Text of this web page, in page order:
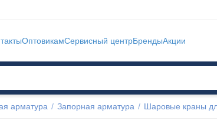
ОптовикамСервисный центрБрендыАкции
арматура / Запорная арматура / Шаровые краны